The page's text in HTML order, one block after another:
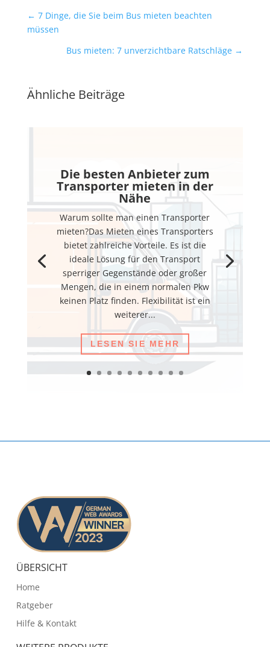
← 7 Dinge, die Sie beim Bus mieten beachten
müssen
Bus mieten: 7 unverzichtbare Ratschläge →
Ähnliche Beiträge
Die besten Anbieter zum
Transporter mieten in der
Nähe
Warum sollte man einen Transporter
mieten?Das Mieten eines Transporters
bietet zahlreiche Vorteile. Es ist die
ideale Lösung für den Transport
sperriger Gegenstände oder großer
Mengen, die in einem normalen Pkw
keinen Platz finden. Flexibilität ist ein
weiterer...
LESEN SIE MEHR
ÜBERSICHT
Home
Ratgeber
Hilfe & Kontakt